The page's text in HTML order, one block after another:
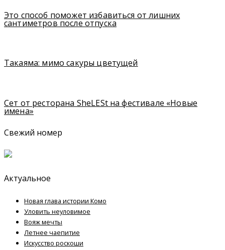
Это способ поможет избавиться от лишних
сантиметров после отпуска
Такаяма: мимо сакуры цветущей
Сет от ресторана SheLESt на фестивале «Новые
имена»
Свежий номер
Актуальное
Новая глава истории Комо
Уловить неуловимое
Вояж мечты
Летнее чаепитие
Искусство роскоши